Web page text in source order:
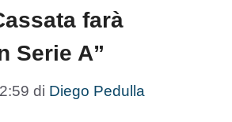
farà
Serie A”
di Diego Pedulla